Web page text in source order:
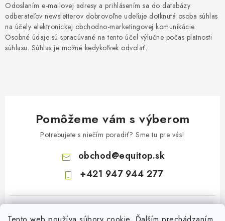
Odoslaním e-mailovej adresy a prihlásením sa do databázy
odberateľov newsletterov dobrovoľne udeľuje dotknutá osoba súhlas
na účely elektronickej obchodno-marketingovej komunikácie.
Osobné údaje sú spracúvané na tento účel výlučne počas platnosti
súhlasu. Súhlas je možné kedykoľvek odvolať.
Pomôžeme vám s výberom
Potrebujete s niečím poradiť? Sme tu pre vás!
obchod@equitop.sk
+421 947 944 277